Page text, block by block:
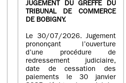
JUGEMENT DU GREFFE DU
TRIBUNAL DE COMMERCE
DE BOBIGNY.
Le 30/07/2026. Jugement
prononçant l’ouverture
d’une procédure de
redressement judiciaire,
date de cessation des
paiements le 30 janvier